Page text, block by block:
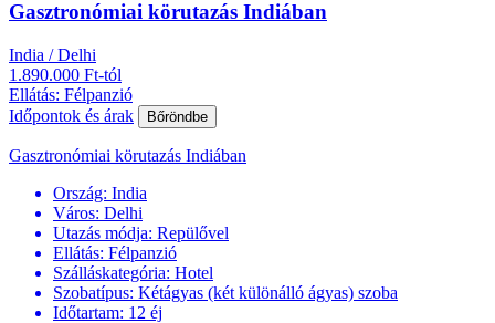
Gasztronómiai körutazás Indiában
India / Delhi
1.890.000 Ft-tól
Ellátás: Félpanzió
Időpontok és árak
Bőröndbe
Gasztronómiai körutazás Indiában
Ország: India
Város: Delhi
Utazás módja: Repülővel
Ellátás: Félpanzió
Szálláskategória: Hotel
Szobatípus: Kétágyas (két különálló ágyas) szoba
Időtartam: 12 éj